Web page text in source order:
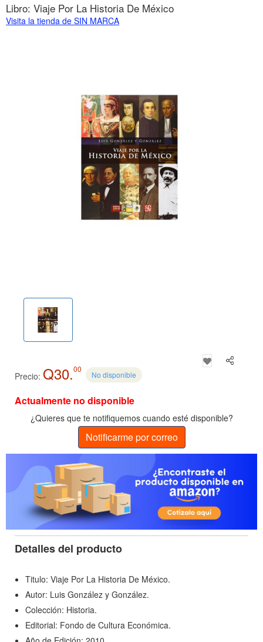
Libro: Viaje Por La Historia De México
Visita la tienda de SIN MARCA
Precio: Q30.00
No disponible
Actualmente no disponible
¿Quieres que te notifiquemos cuando esté disponible?
Notificarme por correo
Detalles del producto
Titulo: Viaje Por La Historia De México.
Autor: Luis González y González.
Colección: Historia.
Editorial: Fondo de Cultura Económica.